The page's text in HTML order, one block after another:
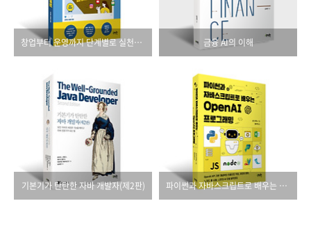
창업부터 운영까지 단계별로 실천하는 SNS 마케팅(최신 개정판) 금융 AI의 이해
기본기가 탄탄한 자바 개발자(제2판) 파이썬과 자바스크립트로 배우는 OpenAI 프로그래밍